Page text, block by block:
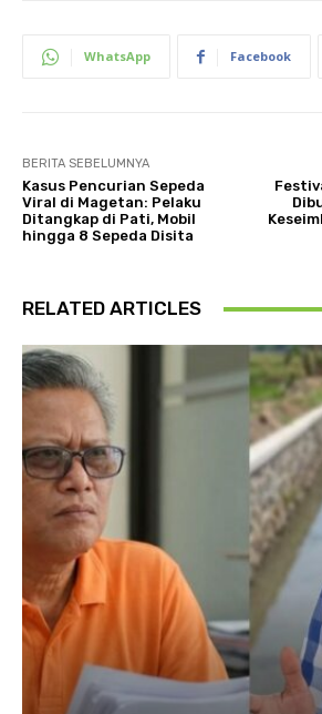
WhatsApp Facebook
BERITA SEBELUMNYA
Kasus Pencurian Sepeda
Viral di Magetan: Pelaku
Ditangkap di Pati, Mobil
hingga 8 Sepeda Disita
RELATED ARTICLES